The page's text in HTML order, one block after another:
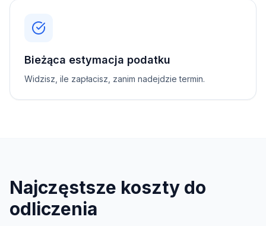
Bieżąca estymacja podatku
Widzisz, ile zapłacisz, zanim nadejdzie termin.
Najczęstsze koszty do
odliczenia